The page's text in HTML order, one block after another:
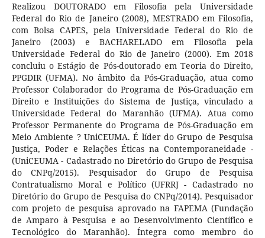
Realizou DOUTORADO em Filosofia pela Universidade
Federal do Rio de Janeiro (2008), MESTRADO em Filosofia,
com Bolsa CAPES, pela Universidade Federal do Rio de
Janeiro (2003) e BACHARELADO em Filosofia pela
Universidade Federal do Rio de Janeiro (2000). Em 2018
concluiu o Estágio de Pós-doutorado em Teoria do Direito,
PPGDIR (UFMA). No âmbito da Pós-Graduação, atua como
Professor Colaborador do Programa de Pós-Graduação em
Direito e Instituições do Sistema de Justiça, vinculado a
Universidade Federal do Maranhão (UFMA). Atua como
Professor Permanente do Programa de Pós-Graduação em
Meio Ambiente ? UniCEUMA. É líder do Grupo de Pesquisa
Justiça, Poder e Relações Éticas na Contemporaneidade -
(UniCEUMA - Cadastrado no Diretório do Grupo de Pesquisa
do CNPq/2015). Pesquisador do Grupo de Pesquisa
Contratualismo Moral e Político (UFRRJ - Cadastrado no
Diretório do Grupo de Pesquisa do CNPq/2014). Pesquisador
com projeto de pesquisa aprovado na FAPEMA (Fundação
de Amparo à Pesquisa e ao Desenvolvimento Científico e
Tecnológico do Maranhão). Íntegra como membro do